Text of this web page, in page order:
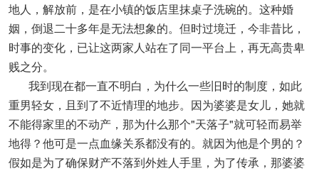
地人，解放前，是在小镇的饭店里抹桌子洗碗的。这种婚
姻，倒退二十多年是无法想象的。但时过境迁，今非昔比，
时事的变化，已让这两家人站在了同一平台上，再无高贵卑
贱之分。
我到现在都一直不明白，为什么一些旧时的制度，如此
重男轻女，且到了不近情理的地步。因为婆婆是女儿，她就
不能得家里的不动产，那为什么那个"天落子"就可轻而易举
地得？他可是一点血缘关系都没有的。就因为他是个男的？
假如是为了确保财产不落到外姓人手里，为了传承，那婆婆